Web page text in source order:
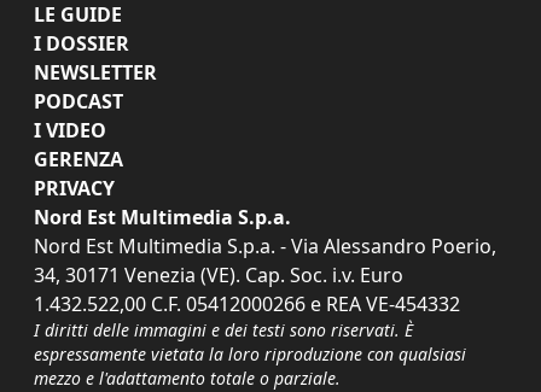
LE GUIDE
I DOSSIER
NEWSLETTER
PODCAST
I VIDEO
GERENZA
PRIVACY
Nord Est Multimedia S.p.a.
Nord Est Multimedia S.p.a. - Via Alessandro Poerio,
34, 30171 Venezia (VE). Cap. Soc. i.v. Euro
1.432.522,00 C.F. 05412000266 e REA VE-454332
I diritti delle immagini e dei testi sono riservati. È
espressamente vietata la loro riproduzione con qualsiasi
mezzo e l'adattamento totale o parziale.